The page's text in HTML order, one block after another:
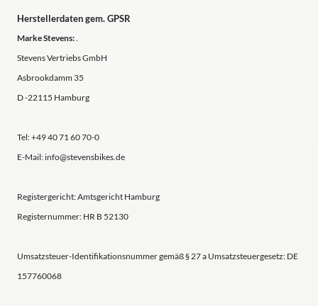
Herstellerdaten gem. GPSR
Marke Stevens:.
Stevens Vertriebs GmbH
Asbrookdamm 35
D -22115 Hamburg
Tel: +49 40 71 60 70-0
E-Mail: info@stevensbikes.de
Registergericht: Amtsgericht Hamburg
Registernummer: HR B 52130
Umsatzsteuer-Identifikationsnummer gemäß § 27 a Umsatzsteuergesetz: DE
157760068